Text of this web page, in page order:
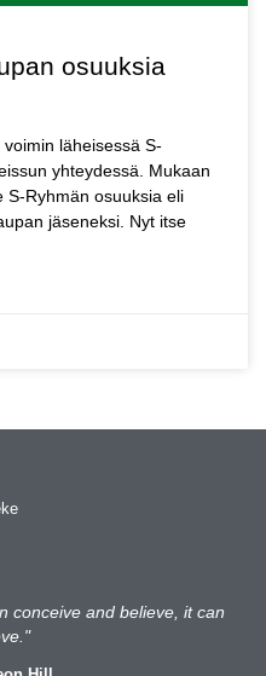
osuuksia
läheisessä S-
yhteydessä. Mukaan
S-Ryhmän osuuksia eli
jäseneksi. Nyt itse
conceive and believe, it can